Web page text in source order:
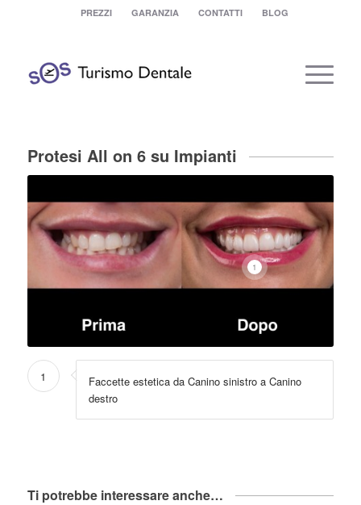
PREZZI GARANZIA CONTATTI BLOG
Protesi All on 6 su Impianti
1
1
Faccette estetica da Canino sinistro a Canino
destro
Ti potrebbe interessare anche…